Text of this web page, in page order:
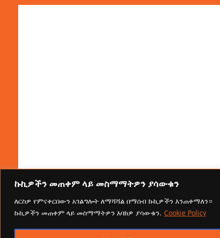
ኩኪዎችን መጠቀም ላይ መስማማትዎን ያሳውቁን
ለርስዎ የምናቀርበውን አገልግሎት ለማሻሻል በማሰብ ኩኪዎችን እንጠቀማለን።
ኩኪዎችን መጠቀም ላይ መስማማትዎን እባክዎ ያሳውቁን. Cookie Policy